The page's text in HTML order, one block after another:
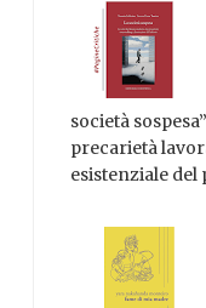
società
precarietà
esistenziale del